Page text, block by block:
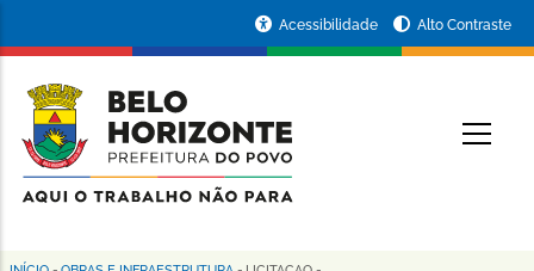
conteúdo
principal
da
Prefeitura
de
Acessibilidade Alto Contraste